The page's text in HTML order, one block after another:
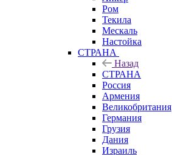
Ром
Текила
Мескаль
Настойка
СТРАНА
Назад
СТРАНА
Россия
Армения
Великобритания
Германия
Грузия
Дания
Израиль